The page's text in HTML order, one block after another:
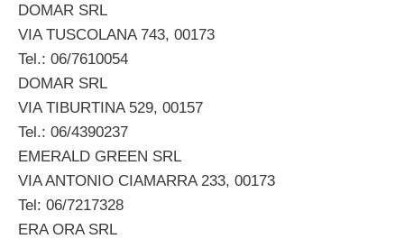
DOMAR SRL
VIA TUSCOLANA 743, 00173
Tel.: 06/7610054
DOMAR SRL
VIA TIBURTINA 529, 00157
Tel.: 06/4390237
EMERALD GREEN SRL
VIA ANTONIO CIAMARRA 233, 00173
Tel: 06/7217328
ERA ORA SRL